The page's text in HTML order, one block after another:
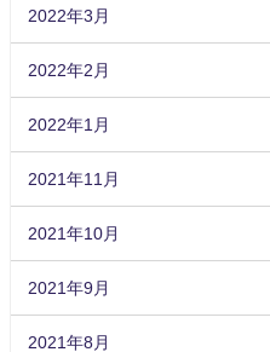
2022年3月
2022年2月
2022年1月
2021年11月
2021年10月
2021年9月
2021年8月